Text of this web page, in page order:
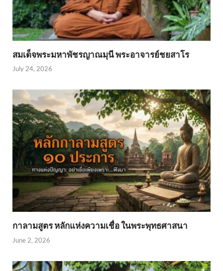
สมเด็จพระมหาพัชรญาณมุนี พระอาจารย์ชยสาโร
July 24, 2026
กาลามสูตร หลักแห่งความเชื่อ ในพระพุทธศาสนา
June 2, 2026